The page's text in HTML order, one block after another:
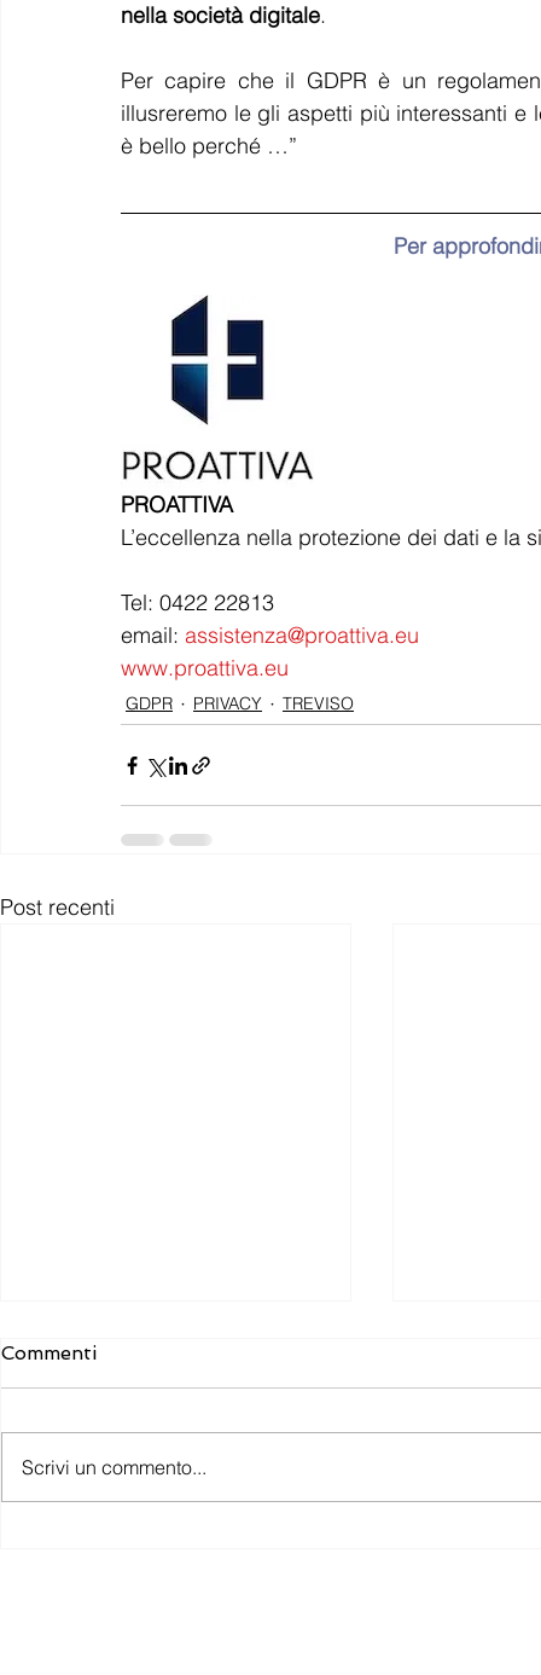
nella società digitale.
Per capire che il GDPR è un
illusreremo le gli aspetti più interessanti e
è bello perché …”
Per
PROATTIVA
L’eccellenza nella protezione dei dati e la
Tel: 0422 22813
email: assistenza@proattiva.eu
www.proattiva.eu
GDPR PRIVACY TREVISO
Post recenti
Commenti
Scrivi un commento...